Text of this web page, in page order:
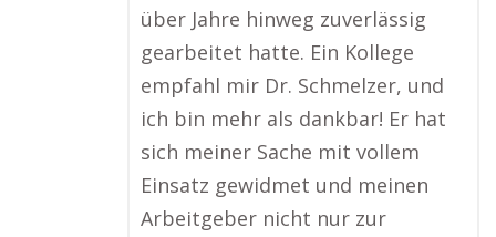
über Jahre hinweg zuverlässig
gearbeitet hatte. Ein Kollege
empfahl mir Dr. Schmelzer, und
ich bin mehr als dankbar! Er hat
sich meiner Sache mit vollem
Einsatz gewidmet und meinen
Arbeitgeber nicht nur zur